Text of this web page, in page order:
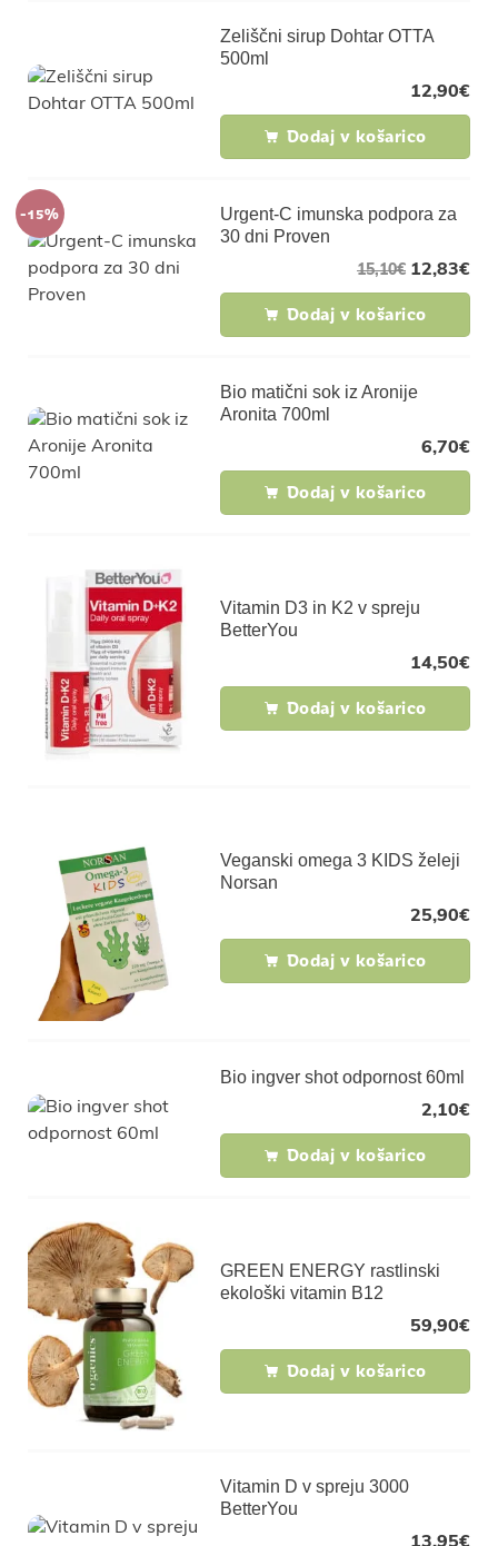
Zeliščni sirup Dohtar OTTA
500ml
12,90€
Dodaj v košarico
-15%
Urgent-C imunska podpora za
30 dni Proven
12,83€
15,10€
Dodaj v košarico
Bio matični sok iz Aronije
Aronita 700ml
6,70€
Dodaj v košarico
Vitamin D3 in K2 v spreju
BetterYou
14,50€
Dodaj v košarico
Veganski omega 3 KIDS želeji
Norsan
25,90€
Dodaj v košarico
Bio ingver shot odpornost 60ml
2,10€
Dodaj v košarico
GREEN ENERGY rastlinski
ekološki vitamin B12
59,90€
Dodaj v košarico
Vitamin D v spreju 3000
BetterYou